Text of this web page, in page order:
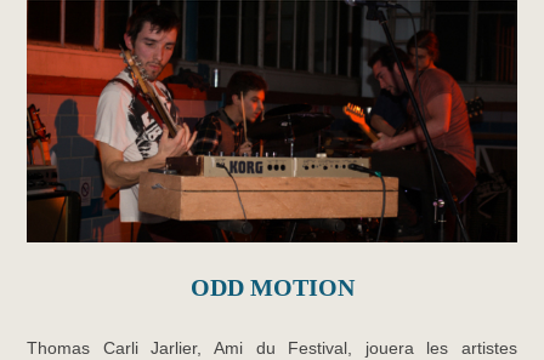
ODD MOTION
Thomas Carli Jarlier, Ami du Festival, jouera les artistes